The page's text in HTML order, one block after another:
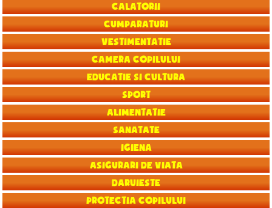
Calatorii
Cumparaturi
Vestimentatie
Camera copilului
Educatie si Cultura
Sport
Alimentatie
Sanatate
Igiena
Asigurari de viata
Daruieste
Protectia copilului